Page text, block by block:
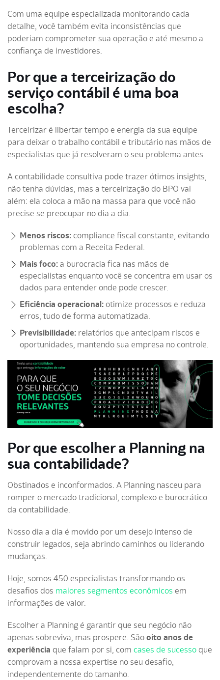
Com uma equipe especializada monitorando cada
detalhe, você também evita inconsistências que
poderiam comprometer sua operação e até mesmo a
confiança de investidores.
Por que a terceirização do
serviço contábil é uma boa
escolha?
Terceirizar é libertar tempo e energia da sua equipe
para deixar o trabalho contábil e tributário nas mãos de
especialistas que já resolveram o seu problema antes.
A contabilidade consultiva pode trazer ótimos insights,
não tenha dúvidas, mas a terceirização do BPO vai
além: ela coloca a mão na massa para que você não
precise se preocupar no dia a dia.
Menos riscos: compliance fiscal constante, evitando
problemas com a Receita Federal.
Mais foco: a burocracia fica nas mãos de
especialistas enquanto você se concentra em usar os
dados para entender onde pode crescer.
Eficiência operacional: otimize processos e reduza
erros, tudo de forma automatizada.
Previsibilidade: relatórios que antecipam riscos e
oportunidades, mantendo sua empresa no controle.
Por que escolher a Planning na
sua contabilidade?
Obstinados e inconformados. A Planning nasceu para
romper o mercado tradicional, complexo e burocrático
da contabilidade.
Nosso dia a dia é movido por um desejo intenso de
construir legados, seja abrindo caminhos ou liderando
mudanças.
Hoje, somos 450 especialistas transformando os
desafios dos maiores segmentos econômicos em
informações de valor.
Escolher a Planning é garantir que seu negócio não
apenas sobreviva, mas prospere. São oito anos de
experiência que falam por si, com cases de sucesso que
comprovam a nossa expertise no seu desafio,
independentemente do tamanho.